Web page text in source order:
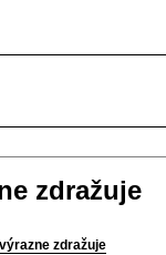
zdražuje
zdražuje